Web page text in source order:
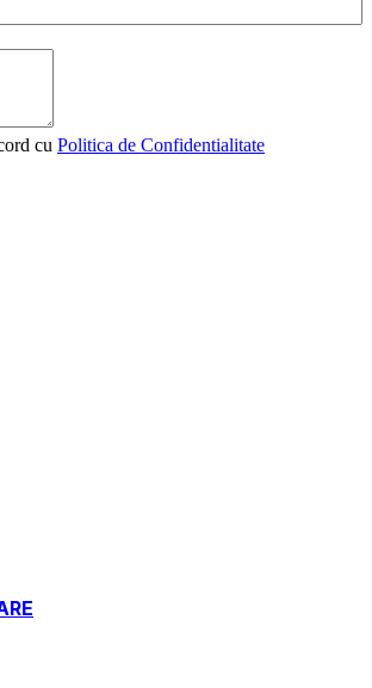
cu Politica de Confidentialitate